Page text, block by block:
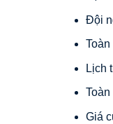
Đội
Lịch
Giá